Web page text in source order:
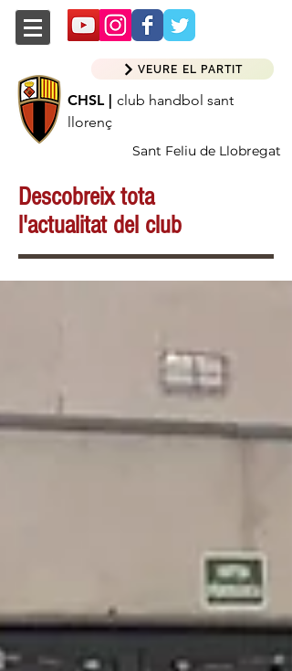
CHSL | club handbol sant
llorenç
Sant Feliu de Llobregat
VEURE EL PARTIT
Descobreix tota
l'actualitat del club